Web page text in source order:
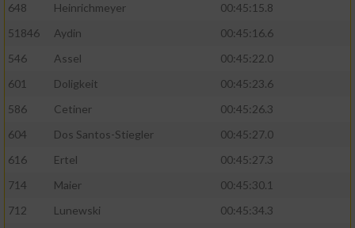
648
Heinrichmeyer
00:45:15.8
51846
Aydin
00:45:16.6
546
Assel
00:45:22.0
601
Doligkeit
00:45:23.6
586
Cetiner
00:45:26.3
604
Dos Santos-Stiegler
00:45:27.0
616
Ertel
00:45:27.3
714
Maier
00:45:30.1
712
Lunewski
00:45:34.3